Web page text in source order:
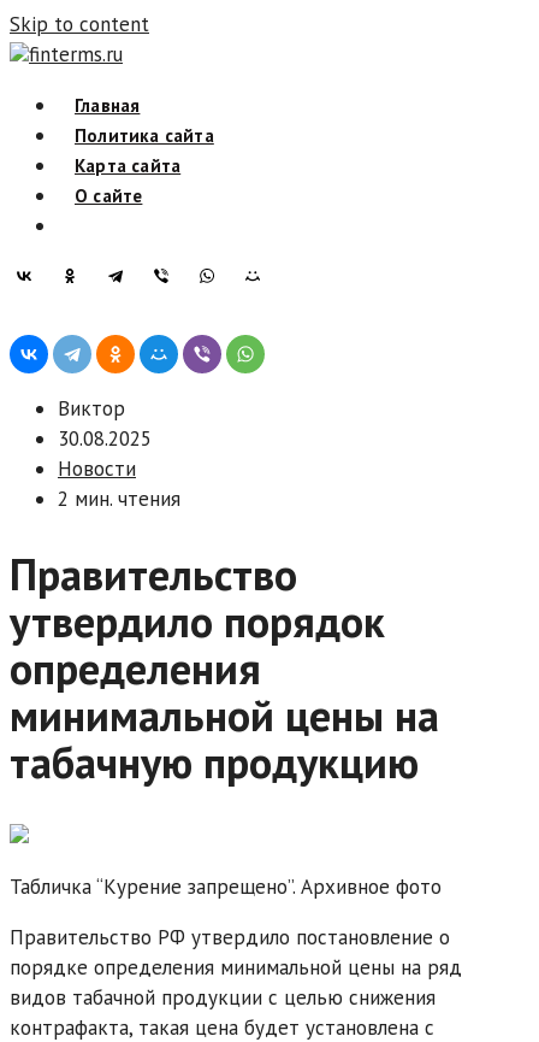
Skip to content
finterms.ru
Главная
Политика сайта
Карта сайта
О сайте
Виктор
30.08.2025
Новости
2 мин. чтения
Правительство
утвердило порядок
определения
минимальной цены на
табачную продукцию
Табличка “Курение запрещено”. Архивное фото
Правительство РФ утвердило постановление о
порядке определения минимальной цены на ряд
видов табачной продукции с целью снижения
контрафакта, такая цена будет установлена с